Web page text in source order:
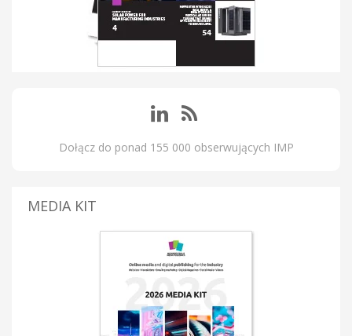
Dołącz do ponad 155 000 obserwujących IMP
MEDIA KIT